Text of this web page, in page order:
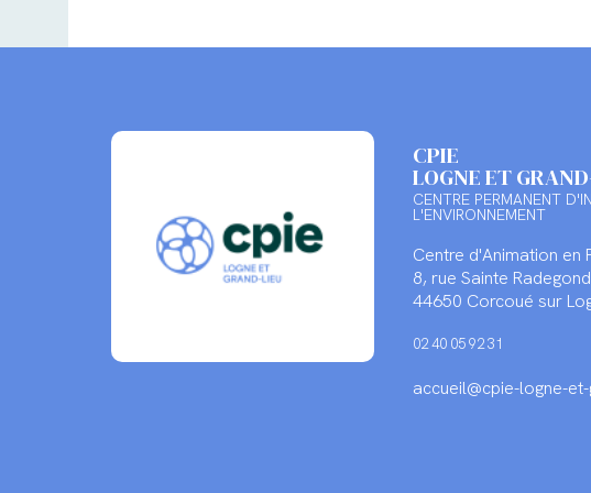
CPIE
LOGNE ET
CENTRE PERMANENT
L'ENVIRONNEMENT
Centre d'Animation en
8, rue Sainte
44650 Corcoué sur
02 40 05 92 31
accueil@cpie-logne-